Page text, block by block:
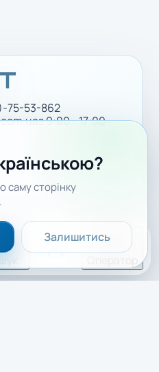
75-53-862
з 9:00 - 17:00
YouTube
саму сторінку
Залишитись